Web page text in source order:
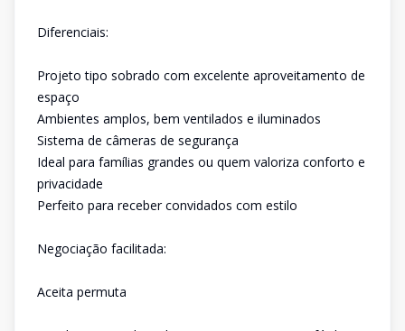
Diferenciais:
Projeto tipo sobrado com excelente aproveitamento de
espaço
Ambientes amplos, bem ventilados e iluminados
Sistema de câmeras de segurança
Ideal para famílias grandes ou quem valoriza conforto e
privacidade
Perfeito para receber convidados com estilo
Negociação facilitada:
Aceita permuta